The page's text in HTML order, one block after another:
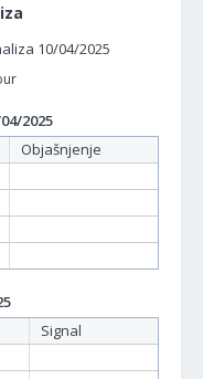
2025
Objašnjenje
Signal